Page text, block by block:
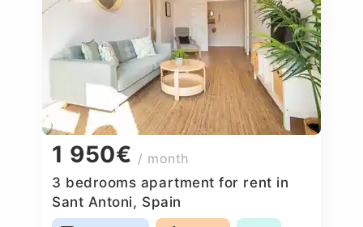
1 950€ / month
3 bedrooms apartment for rent in
Sant Antoni, Spain